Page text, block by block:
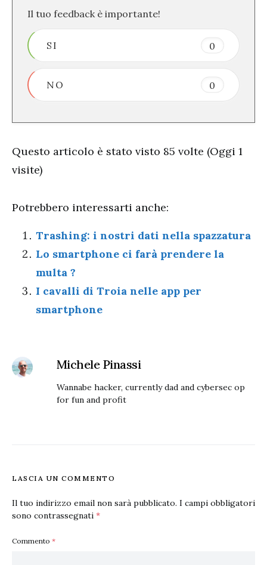
Il tuo feedback è importante!
SI 0
NO 0
Questo articolo è stato visto 85 volte (Oggi 1
visite)
Potrebbero interessarti anche:
Trashing: i nostri dati nella spazzatura
Lo smartphone ci farà prendere la
multa ?
I cavalli di Troia nelle app per
smartphone
Michele Pinassi
Wannabe hacker, currently dad and cybersec op
for fun and profit
LASCIA UN COMMENTO
Il tuo indirizzo email non sarà pubblicato. I campi obbligatori
sono contrassegnati *
Commento *